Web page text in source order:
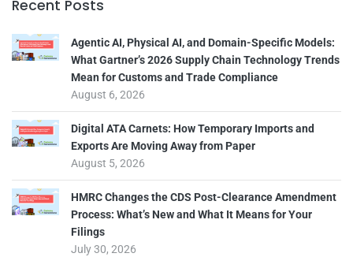
Recent Posts
Agentic AI, Physical AI, and Domain-Specific Models:
What Gartner’s 2026 Supply Chain Technology Trends
Mean for Customs and Trade Compliance
August 6, 2026
Digital ATA Carnets: How Temporary Imports and
Exports Are Moving Away from Paper
August 5, 2026
HMRC Changes the CDS Post-Clearance Amendment
Process: What’s New and What It Means for Your
Filings
July 30, 2026